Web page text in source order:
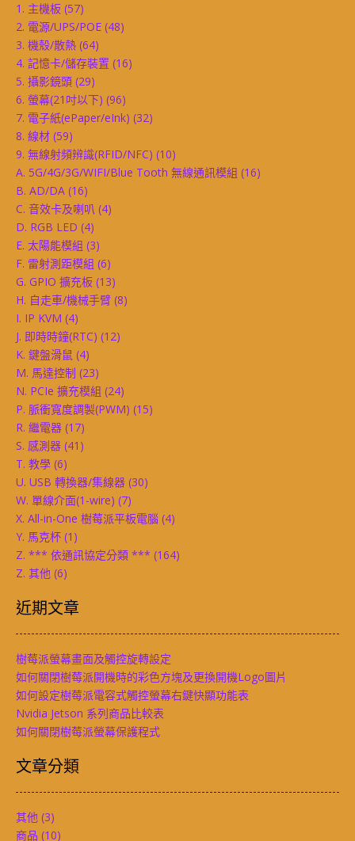
1. 主機板 (57)
2. 電源/UPS/POE (48)
3. 機殼/散熱 (64)
4. 記憶卡/儲存裝置 (16)
5. 攝影鏡頭 (29)
6. 螢幕(21吋以下) (96)
7. 電子紙(ePaper/eInk) (32)
8. 線材 (59)
9. 無線射頻辨識(RFID/NFC) (10)
A. 5G/4G/3G/WIFI/Blue Tooth 無線通訊模組 (16)
B. AD/DA (16)
C. 音效卡及喇叭 (4)
D. RGB LED (4)
E. 太陽能模組 (3)
F. 雷射測距模組 (6)
G. GPIO 擴充板 (13)
H. 自走車/機械手臂 (8)
I. IP KVM (4)
J. 即時時鐘(RTC) (12)
K. 鍵盤滑鼠 (4)
M. 馬達控制 (23)
N. PCIe 擴充模組 (24)
P. 脈衝寬度調製(PWM) (15)
R. 繼電器 (17)
S. 感測器 (41)
T. 教學 (6)
U. USB 轉換器/集線器 (30)
W. 單線介面(1-wire) (7)
X. All-in-One 樹莓派平板電腦 (4)
Y. 馬克杯 (1)
Z. *** 依通訊協定分類 *** (164)
Z. 其他 (6)
近期文章
樹莓派螢幕畫面及觸控旋轉設定
如何關閉樹莓派開機時的彩色方塊及更換開機Logo圖片
如何設定樹莓派電容式觸控螢幕右鍵快顯功能表
Nvidia Jetson 系列商品比較表
如何關閉樹莓派螢幕保護程式
文章分類
其他 (3)
商品 (10)